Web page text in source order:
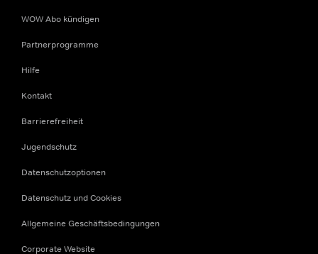
WOW Abo kündigen
Partnerprogramme
Hilfe
Kontakt
Barrierefreiheit
Jugendschutz
Datenschutzoptionen
Datenschutz und Cookies
Allgemeine Geschäftsbedingungen
Corporate Website